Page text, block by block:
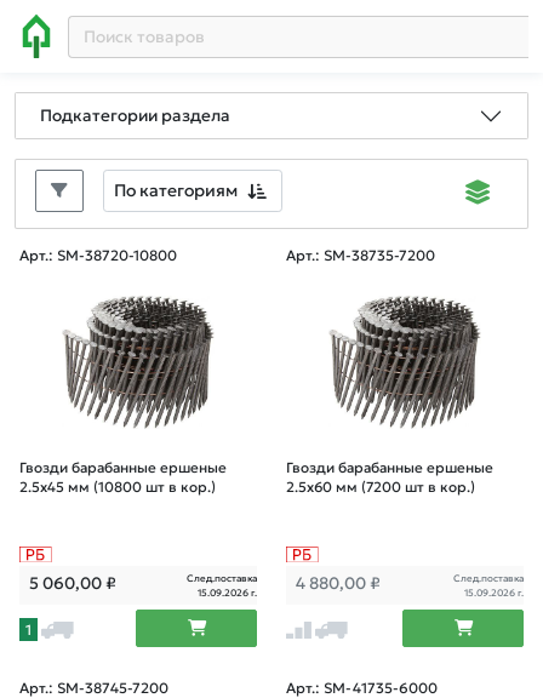
Подкатегории раздела
По категориям
Арт.: SM-38720-10800
Гвозди барабанные ершеные
2.5х45 мм (10800 шт в кор.)
5 060,00₽
След.поставка
15.09.2026 г.
1
Арт.: SM-38735-7200
Гвозди барабанные ершеные
2.5х60 мм (7200 шт в кор.)
4 880,00 ₽
След.поставка
15.09.2026 г.
Арт.: SM-38745-7200 Арт.: SM-41735-6000